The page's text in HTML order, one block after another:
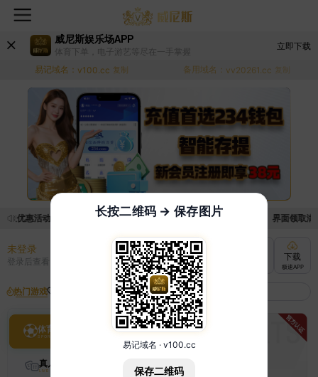
威尼斯娱乐场APP
体育下单，电子游艺等尽在一手掌握
立即下载
易记域名： v100.cc 复制 备用域名： vv20261.cc 复制
取优惠活动的手续麻烦，已新增优惠系统，现在可以前往【福利中心】界面领取
未登录
登录后查看 充值
快速到账
下载
极速APP
热门游戏
体育
真人
长按二维码 → 保存图片
易记域名 · v100.cc
保存二维码